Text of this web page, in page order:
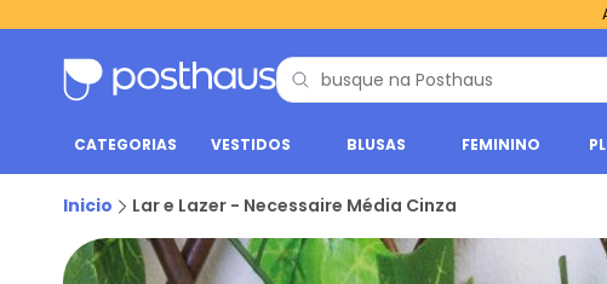
CATEGORIAS VESTIDOS BLUSAS FEMININO
Inicio Lar e Lazer - Necessaire Média Cinza